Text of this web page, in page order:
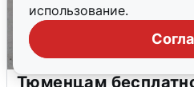
использование.
Тюменцам